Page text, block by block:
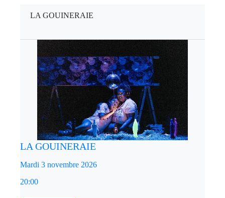
LA GOUINERAIE
LA GOUINERAIE
Mardi 3 novembre 2026
20:00